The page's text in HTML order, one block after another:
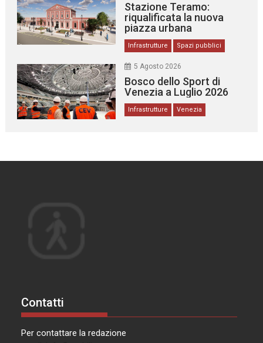
Stazione Teramo:
riqualificata la nuova
piazza urbana
Infrastrutture Spazi pubblici
5 Agosto 2026
Bosco dello Sport di
Venezia a Luglio 2026
Infrastrutture Venezia
Contatti
Per contattare la redazione